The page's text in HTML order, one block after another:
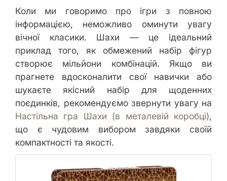
Коли ми говоримо про ігри з повною
інформацією, неможливо оминути увагу
вічної класики. Шахи — це ідеальний
приклад того, як обмежений набір фігур
створює мільйони комбінацій. Якщо ви
прагнете вдосконалити свої навички або
шукаєте якісний набір для щоденних
поєдинків, рекомендуємо звернути увагу на
Настільна гра Шахи (в металевій коробці),
що є чудовим вибором завдяки своїй
компактності та якості.